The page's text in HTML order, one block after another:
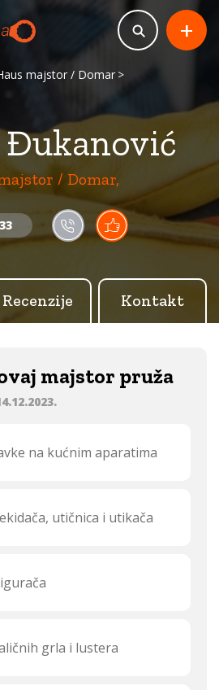
majstor / Domar
Đukanović
/ Domar,
+
Recenzije Kontakt
majstor pruža
na kućnim aparatima
utičnica i utikača
grla i lustera